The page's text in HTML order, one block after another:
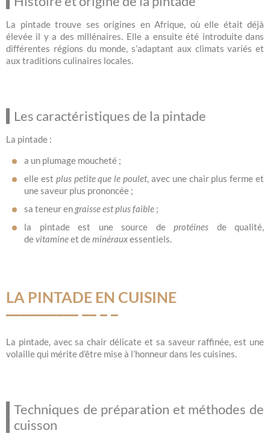
La pintade trouve ses origines en Afrique, où elle était déjà
élevée il y a des millénaires. Elle a ensuite été introduite dans
différentes régions du monde, s’adaptant aux climats variés et
aux traditions culinaires locales.
Les caractéristiques de la pintade
La pintade :
a un plumage moucheté ;
elle est plus petite que le poulet , avec une chair plus ferme et
une saveur plus prononcée ;
sa teneur en graisse est plus faible ;
la pintade est une source de protéines de qualité,
devitamineet deminérauxessentiels.
LA PINTADE EN CUISINE
La pintade, avec sa chair délicate et sa saveur raffinée, est une
volaille qui mérite d’être mise à l’honneur dans les cuisines.
Techniques de préparation et méthodes de
cuisson